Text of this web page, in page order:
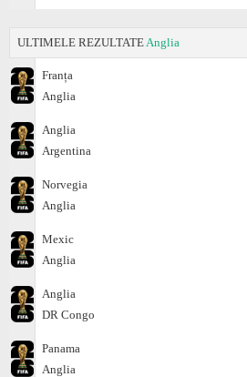
ULTIMELE REZULTATE Anglia
Franța
Anglia
Anglia
Argentina
Norvegia
Anglia
Mexic
Anglia
Anglia
DR Congo
Panama
Anglia